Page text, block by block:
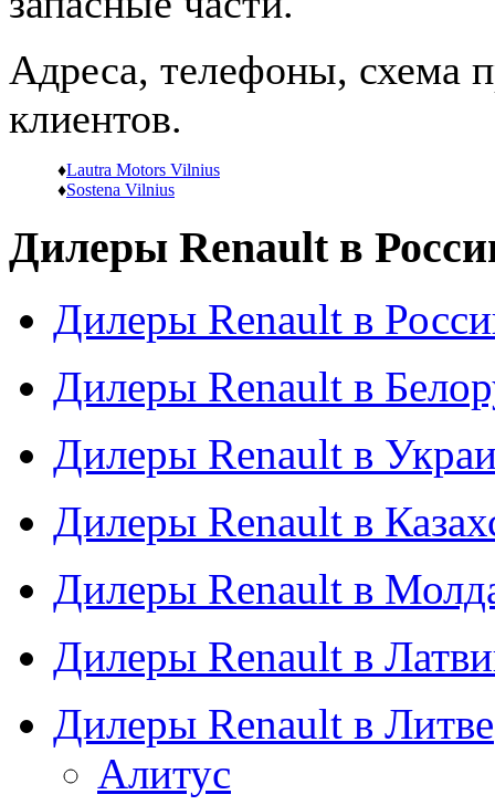
Адреса, телефоны, схема
клиентов.
♦Lautra Motors Vilnius
♦Sostena Vilnius
Дилеры Renault в
Дилеры Renault в
Дилеры Renault в
Дилеры Renault в
Дилеры Renault в
Дилеры Renault в
Дилеры Renault в
Дилеры Renault в Литве
Алитус